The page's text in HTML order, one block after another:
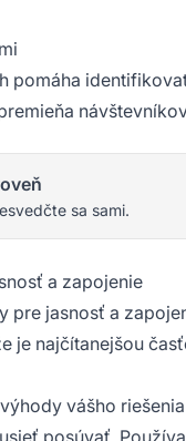
pomáha
sa sami.
a zapojenie
pre jasnosť a
je najčítanejšou
vášho